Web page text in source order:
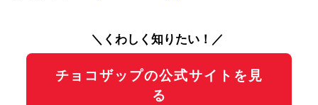
＼くわしく知りたい！／
チョコザップの公式サイトを見
る